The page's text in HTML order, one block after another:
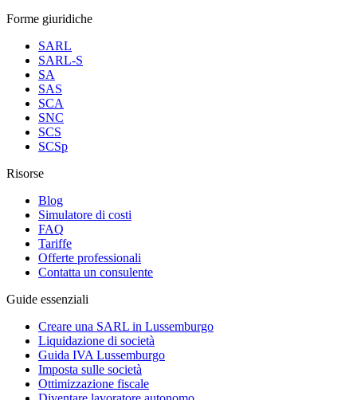
Forme giuridiche
SARL
SARL-S
SA
SAS
SCA
SNC
SCS
SCSp
Risorse
Blog
Simulatore di costi
FAQ
Tariffe
Offerte professionali
Contatta un consulente
Guide essenziali
Creare una SARL in Lussemburgo
Liquidazione di società
Guida IVA Lussemburgo
Imposta sulle società
Ottimizzazione fiscale